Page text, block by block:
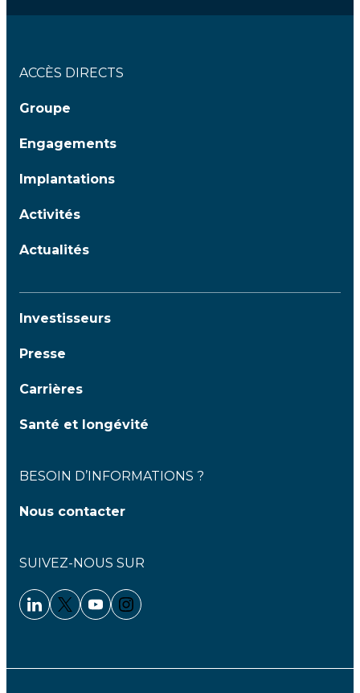
ACCÈS DIRECTS
Groupe
Engagements
Implantations
Activités
Actualités
Investisseurs
Presse
Carrières
Santé et longévité
BESOIN D’INFORMATIONS ?
Nous contacter
SUIVEZ-NOUS SUR
Linkedin - Clariane
Twitter - Clariane
Youtube - Clariane
Instagram - Clariane